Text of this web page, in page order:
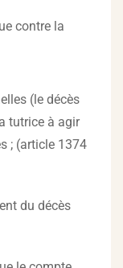
contre la
(le décès
tutrice à agir
; (article 1374
du décès